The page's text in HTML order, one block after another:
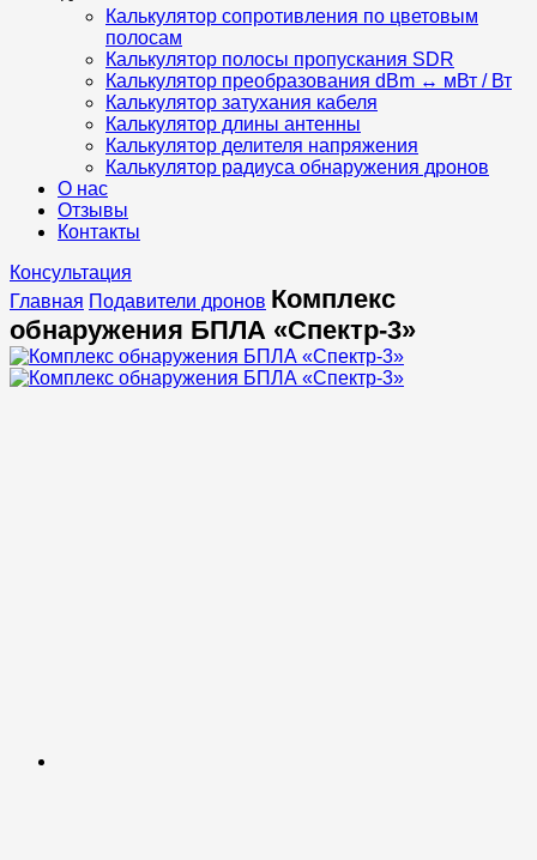
Калькулятор сопротивления по цветовым
полосам
Калькулятор полосы пропускания SDR
Калькулятор преобразования dBm ↔ мВт / Вт
Калькулятор затухания кабеля
Калькулятор длины антенны
Калькулятор делителя напряжения
Калькулятор радиуса обнаружения дронов
О нас
Отзывы
Контакты
Консультация
Главная Подавители дронов Комплекс
обнаружения БПЛА «Спектр-3»